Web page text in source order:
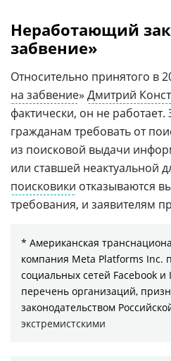
Неработающий
забвение»
Относительно принятого в
на забвение» Дмитрий
фактически, он не работает.
гражданам требовать от
из поисковой выдачи
или ставшей неактуальной
поисковики отказываются
требования, и заявителям
* Американская
компания Meta Platforms Inc.
социальных сетей Facebook и
перечень организаций,
законодательством
экстремистскими